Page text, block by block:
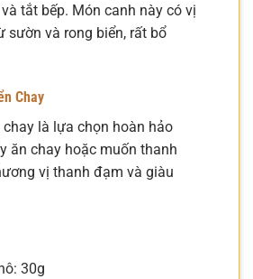
tắt bếp. Món canh này có vị
sườn và rong biển, rất bổ
Chay
chay là lựa chọn hoàn hảo
ăn chay hoặc muốn thanh
vị thanh đạm và giàu
30g